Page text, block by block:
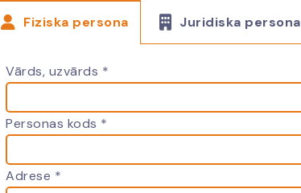
Fiziska persona Juridiska persona
Vārds, uzvārds *
Personas kods *
Adrese *